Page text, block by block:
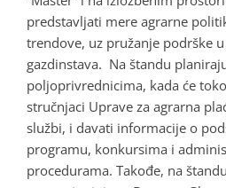
predstavljati mere agrarne
trendove, uz pružanje podrške
gazdinstava. Na štandu
poljoprivrednicima, kada će
stručnjaci Uprave za agrarna
službi, i davati informacije o
programu, konkursima i
procedurama. Takođe, na